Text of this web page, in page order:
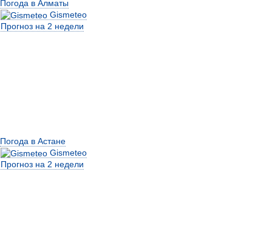
Погода в Алматы
Gismeteo
Прогноз на 2 недели
Погода в Астане
Gismeteo
Прогноз на 2 недели